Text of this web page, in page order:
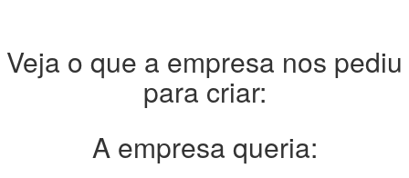
Veja o que a empresa nos pediu
para criar:
A empresa queria: